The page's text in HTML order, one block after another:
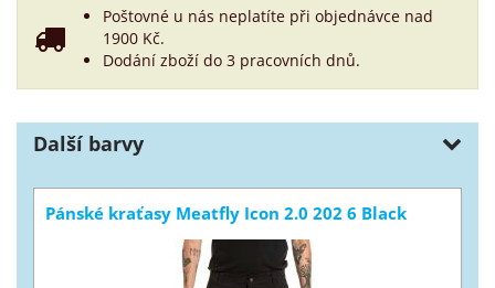
Poštovné u nás neplatíte při objednávce nad
1900 Kč.
Dodání zboží do 3 pracovních dnů.
Další barvy
Pánské kraťasy Meatfly Icon 2.0 202 6 Black